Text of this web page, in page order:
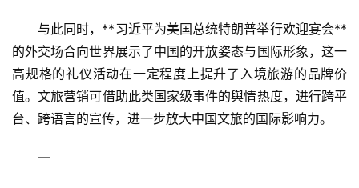
与此同时，**习近平为美国总统特朗普举行欢迎宴会**
的外交场合向世界展示了中国的开放姿态与国际形象，这一
高规格的礼仪活动在一定程度上提升了入境旅游的品牌价
值。文旅营销可借助此类国家级事件的舆情热度，进行跨平
台、跨语言的宣传，进一步放大中国文旅的国际影响力。
—